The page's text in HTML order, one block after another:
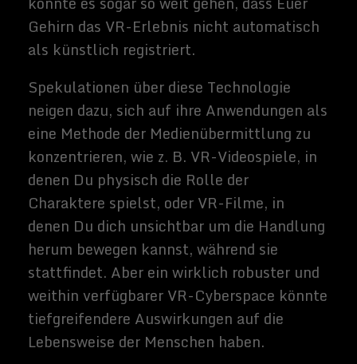
Der Nutzen würde wahrscheinlich nicht an
der Krankheitverhinderung stoppen. In
einer wahrhaft fortschrittlichen Form
ermöglichen, ihre Kinder im Wesentlichen
"individuell" zu gestalten - möglicherweise
sogar über einfache ästhetische
Entscheidungen wie Körperbau und
Haarfarbe hinaus. Dieser Prozess könnte
möglicherweise intelligentere
Nachkommen hervorbringen, aber auch
gesündere, höhere, sportlichere und
attraktivere Nachkommen. Da ein
erheblicher Teil der Persönlichkeit
genetisch zu sein scheint, könnten Eltern
möglicherweise versuchen, die
Persönlichkeit ihrer Kinder zu kontrollieren
(z. B. indem sie sie bewusster, weniger
ängstlich oder altruistischer machen). Die
Folgen einer solchen Veränderung des
genetischen Aufbaus der Bevölkerung